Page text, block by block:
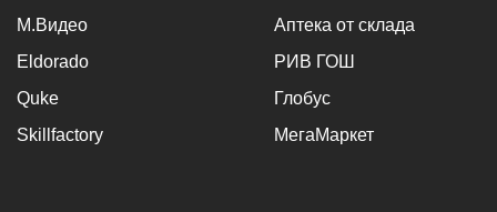
М.Видео
Аптека от склада
Eldorado
РИВ ГОШ
Quke
Глобус
Skillfactory
МегаМаркет